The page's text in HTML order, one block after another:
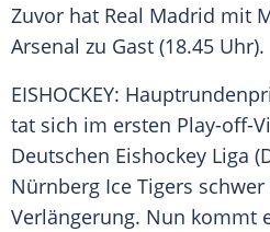
Zuvor hat Real Madrid mit
Arsenal zu Gast (18.45 Uhr).
EISHOCKEY:
tat sich im ersten Play-off-
Deutschen Eishockey Liga (
Nürnberg Ice Tigers
Verlängerung. Nun kommt